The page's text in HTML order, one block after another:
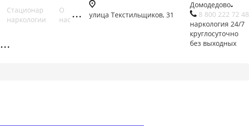
Домодедово
8 800 222 72 48
наркология 24/7
круглосуточно
без выходных
улица Текстильщиков, 31
Стационар
наркологии
О
нас